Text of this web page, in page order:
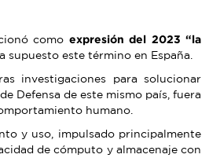
como expresión del 2023 “la
supuesto este término en España.
investigaciones para solucionar
Defensa de este mismo país, fuera
humano.
y uso, impulsado principalmente
de cómputo y almacenaje con